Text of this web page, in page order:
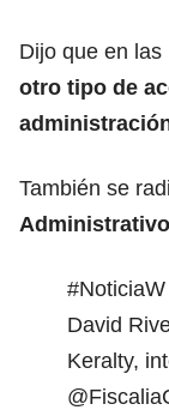
Dijo que en
otro tipo de
También se
#NoticiaW
David
Keralty,